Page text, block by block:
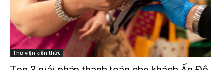
Thư viện kiến thức